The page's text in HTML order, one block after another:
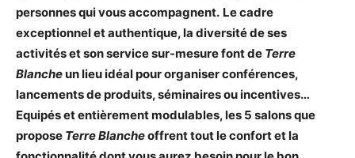
personnes qui vous accompagnent. Le cadre
exceptionnel et authentique, la diversité de ses
activités et son service sur-mesure font de Terre
Blancheun lieu idéal pour organiser conférences,
lancements de produits, séminaires ou incentives…
Equipés et entièrement modulables, les 5 salons que
propose Terre Blancheoffrent tout le confort et la